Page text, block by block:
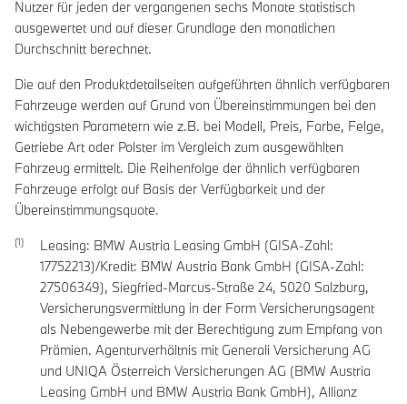
Nutzer für jeden der vergangenen sechs Monate statistisch
ausgewertet und auf dieser Grundlage den monatlichen
Durchschnitt berechnet.
Die auf den Produktdetailseiten aufgeführten ähnlich verfügbaren
Fahrzeuge werden auf Grund von Übereinstimmungen bei den
wichtigsten Parametern wie z.B. bei Modell, Preis, Farbe, Felge,
Getriebe Art oder Polster im Vergleich zum ausgewählten
Fahrzeug ermittelt. Die Reihenfolge der ähnlich verfügbaren
Fahrzeuge erfolgt auf Basis der Verfügbarkeit und der
Übereinstimmungsquote.
Leasing: BMW Austria Leasing GmbH (GISA-Zahl:
17752213)/Kredit: BMW Austria Bank GmbH (GISA-Zahl:
27506349), Siegfried-Marcus-Straße 24, 5020 Salzburg,
Versicherungsvermittlung in der Form Versicherungsagent
als Nebengewerbe mit der Berechtigung zum Empfang von
Prämien. Agenturverhältnis mit Generali Versicherung AG
und UNIQA Österreich Versicherungen AG (BMW Austria
Leasing GmbH und BMW Austria Bank GmbH), Allianz